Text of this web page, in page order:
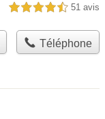
4,5 étoiles sur 5 51 avis
Téléphone